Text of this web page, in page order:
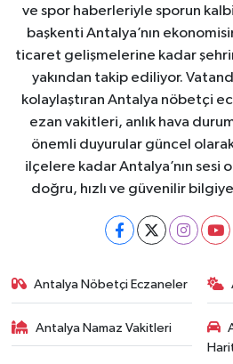
ve spor haberleriyle sporun
başkenti Antalya’nın
ticaret gelişmelerine kadar
yakından takip ediliyor.
kolaylaştıran Antalya nöbetçi
ezan vakitleri, anlık hava
önemli duyurular güncel
ilçelere kadar Antalya’nın sesi
doğru, hızlı ve güvenilir
Antalya Nöbetçi Eczaneler
Antalya Namaz Vakitleri